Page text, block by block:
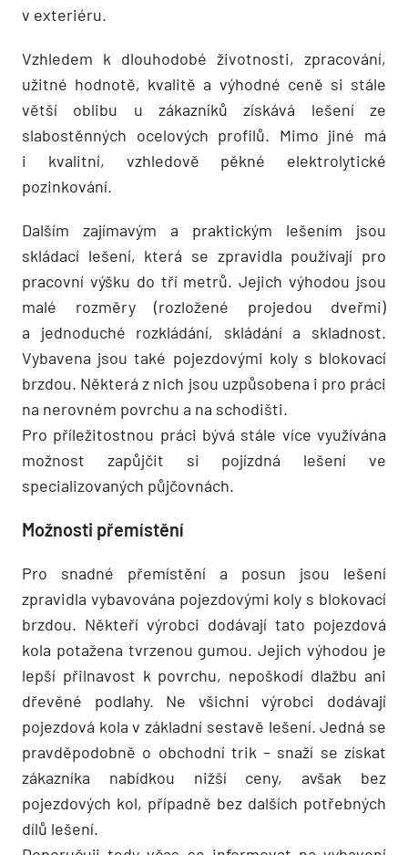
v exteriéru.
Vzhledem k dlouhodobé životnosti, zpracování,
užitné hodnotě, kvalitě a výhodné ceně si stále
větší oblibu u zákazníků získává lešení ze
slabostěnných ocelových profilů. Mimo jiné má
i kvalitní, vzhledově pěkné elektrolytické
pozinkování.
Dalším zajímavým a praktickým lešením jsou
skládací lešení, která se zpravidla používají pro
pracovní výšku do tří metrů. Jejich výhodou jsou
malé rozměry (rozložené projedou dveřmi)
a jednoduché rozkládání, skládání a skladnost.
Vybavena jsou také pojezdovými koly s blokovací
brzdou. Některá z nich jsou uzpůsobena i pro práci
na nerovném povrchu a na schodišti.
Pro příležitostnou práci bývá stále více využívána
možnost zapůjčit si pojízdná lešení ve
specializovaných půjčovnách.
Možnosti přemístění
Pro snadné přemístění a posun jsou lešení
zpravidla vybavována pojezdovými koly s blokovací
brzdou. Někteří výrobci dodávají tato pojezdová
kola potažena tvrzenou gumou. Jejich výhodou je
lepší přilnavost k povrchu, nepoškodí dlažbu ani
dřevěné podlahy. Ne všichni výrobci dodávají
pojezdová kola v základní sestavě lešení. Jedná se
pravděpodobně o obchodní trik – snaží se získat
zákazníka nabídkou nižší ceny, avšak bez
pojezdových kol, případně bez dalších potřebných
dílů lešení.